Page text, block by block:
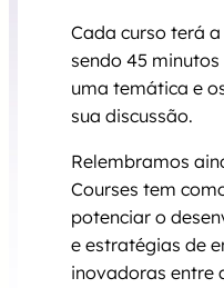
Cada curso terá
sendo 45
uma temática e
sua discussão.
Relembramos
Courses tem
potenciar o
e estratégias de
inovadoras entre